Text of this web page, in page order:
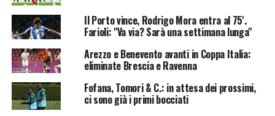
Il Porto vince, Rodrigo Mora entra al 75'.
Farioli: "Va via? Sarà una settimana lunga"
Arezzo e Benevento avanti in Coppa Italia:
eliminate Brescia e Ravenna
Fofana, Tomori & C.: in attesa dei prossimi,
ci sono già i primi bocciati